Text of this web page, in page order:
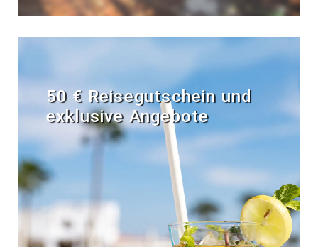
50 € Reisegutschein und
exklusive Angebote